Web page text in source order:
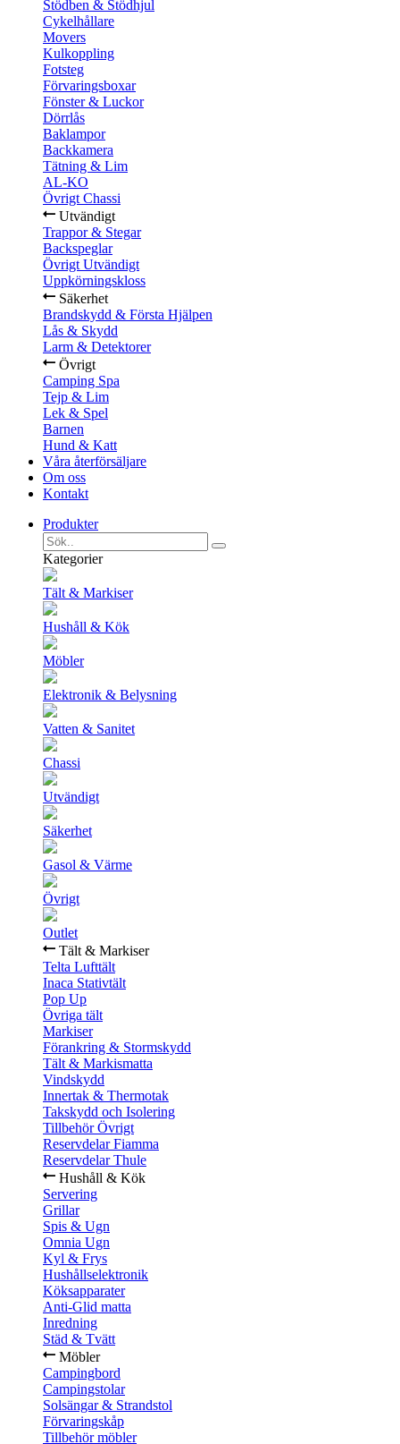
Stödben & Stödhjul
Cykelhållare
Movers
Kulkoppling
Fotsteg
Förvaringsboxar
Fönster & Luckor
Dörrlås
Baklampor
Backkamera
Tätning & Lim
AL-KO
Övrigt Chassi
Utvändigt
Trappor & Stegar
Backspeglar
Övrigt Utvändigt
Uppkörningskloss
Säkerhet
Brandskydd & Första Hjälpen
Lås & Skydd
Larm & Detektorer
Övrigt
Camping Spa
Tejp & Lim
Lek & Spel
Barnen
Hund & Katt
Våra återförsäljare
Om oss
Kontakt
Produkter
Kategorier
Tält & Markiser
Hushåll & Kök
Möbler
Elektronik & Belysning
Vatten & Sanitet
Chassi
Utvändigt
Säkerhet
Gasol & Värme
Övrigt
Outlet
Tält & Markiser
Telta Lufttält
Inaca Stativtält
Pop Up
Övriga tält
Markiser
Förankring & Stormskydd
Tält & Markismatta
Vindskydd
Innertak & Thermotak
Takskydd och Isolering
Tillbehör Övrigt
Reservdelar Fiamma
Reservdelar Thule
Hushåll & Kök
Servering
Grillar
Spis & Ugn
Omnia Ugn
Kyl & Frys
Hushållselektronik
Köksapparater
Anti-Glid matta
Inredning
Städ & Tvätt
Möbler
Campingbord
Campingstolar
Solsängar & Strandstol
Förvaringskåp
Tillbehör möbler